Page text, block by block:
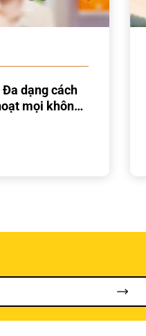
Đa dạng cách
mọi không